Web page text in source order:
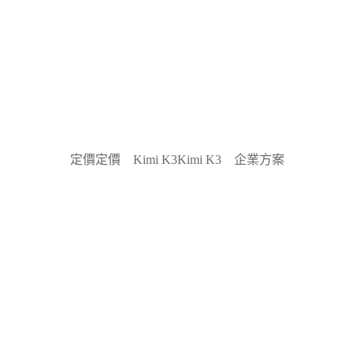
定價定價 Kimi K3Kimi K3 企業方案